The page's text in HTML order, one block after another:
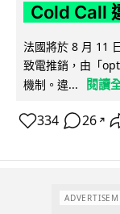
Cold Call
法國將於 8 月 11
致電推銷，由「
機制。違...
閱讀
334 26 ↗